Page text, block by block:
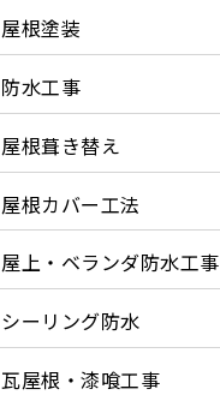
屋根塗装
防水工事
屋根葺き替え
屋根カバー工法
屋上・ベランダ防水工事
シーリング防水
瓦屋根・漆喰工事